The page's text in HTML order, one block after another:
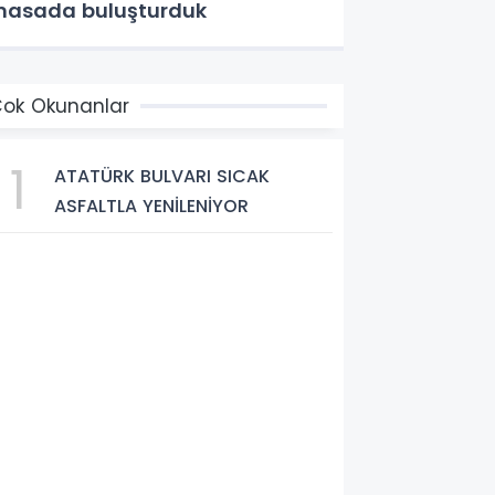
buluşturduk
Okunanlar
1
ATATÜRK BULVARI SICAK
ASFALTLA YENİLENİYOR